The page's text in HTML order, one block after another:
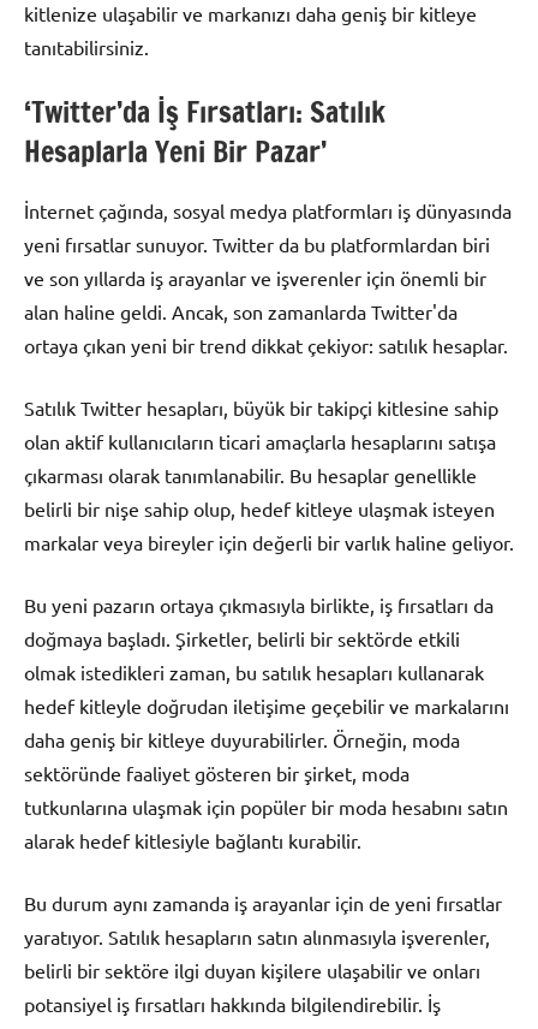
kitlenize ulaşabilir ve markanızı daha geniş bir kitleye
tanıtabilirsiniz.
‘Twitter’da İş Fırsatları: Satılık
Hesaplarla Yeni Bir Pazar’
İnternet çağında, sosyal medya platformları iş dünyasında
yeni fırsatlar sunuyor. Twitter da bu platformlardan biri
ve son yıllarda iş arayanlar ve işverenler için önemli bir
alan haline geldi. Ancak, son zamanlarda Twitter'da
ortaya çıkan yeni bir trend dikkat çekiyor: satılık hesaplar.
Satılık Twitter hesapları, büyük bir takipçi kitlesine sahip
olan aktif kullanıcıların ticari amaçlarla hesaplarını satışa
çıkarması olarak tanımlanabilir. Bu hesaplar genellikle
belirli bir nişe sahip olup, hedef kitleye ulaşmak isteyen
markalar veya bireyler için değerli bir varlık haline geliyor.
Bu yeni pazarın ortaya çıkmasıyla birlikte, iş fırsatları da
doğmaya başladı. Şirketler, belirli bir sektörde etkili
olmak istedikleri zaman, bu satılık hesapları kullanarak
hedef kitleyle doğrudan iletişime geçebilir ve markalarını
daha geniş bir kitleye duyurabilirler. Örneğin, moda
sektöründe faaliyet gösteren bir şirket, moda
tutkunlarına ulaşmak için popüler bir moda hesabını satın
alarak hedef kitlesiyle bağlantı kurabilir.
Bu durum aynı zamanda iş arayanlar için de yeni fırsatlar
yaratıyor. Satılık hesapların satın alınmasıyla işverenler,
belirli bir sektöre ilgi duyan kişilere ulaşabilir ve onları
potansiyel iş fırsatları hakkında bilgilendirebilir. İş